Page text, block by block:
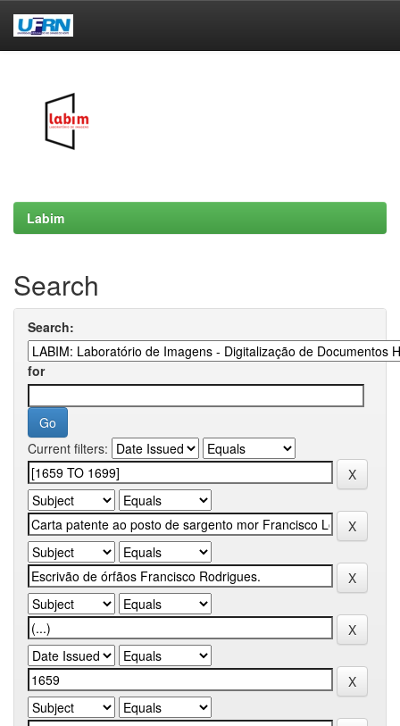
Labim
Search
Search:
for
Current filters: